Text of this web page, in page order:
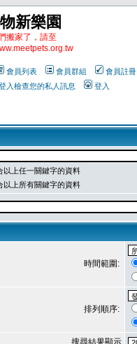
新樂園
搬家了，請至
會員列表 會員群組
會員註冊
入檢查您的私人訊息 登入
以上任一關鍵字的資料
以上所有關鍵字的資料
時間範圍:
排列順序:
搜尋結果顯示